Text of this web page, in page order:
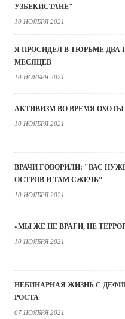
УЗБЕКИСТАНЕ"
10 НОЯБРЯ 2021
Я ПРОСИДЕЛ В ТЮРЬМЕ ДВА
МЕСЯЦЕВ
10 НОЯБРЯ 2021
АКТИВИЗМ ВО ВРЕМЯ ОХОТЫ
10 НОЯБРЯ 2021
ВРАЧИ ГОВОРИЛИ: "ВАС
ОСТРОВ И ТАМ СЖЕЧЬ”
10 НОЯБРЯ 2021
«МЫ ЖЕ НЕ ВРАГИ, НЕ
10 НОЯБРЯ 2021
НЕБИНАРНАЯ ЖИЗНЬ С
РОСТА
07 НОЯБРЯ 2021